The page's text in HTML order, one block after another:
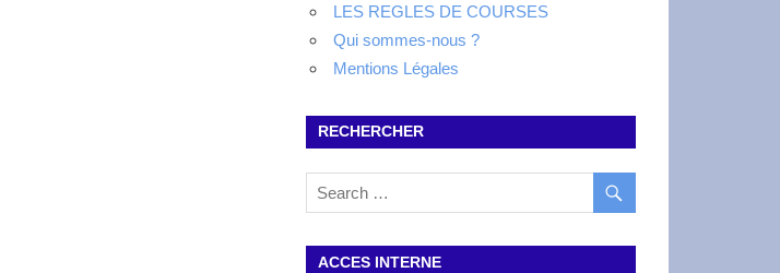
LES REGLES DE COURSES
Qui sommes-nous ?
Mentions Légales
RECHERCHER
ACCES INTERNE